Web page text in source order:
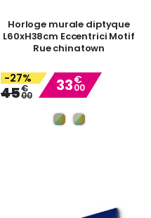
Horloge murale diptyque
L60xH38cm Eccentrici Motif
Rue chinatown
-27%
45€
00
Special
Price
33€
00